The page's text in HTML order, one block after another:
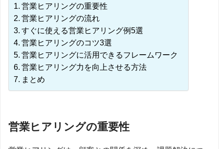
営業ヒアリングの重要性
営業ヒアリングの流れ
すぐに使える営業ヒアリング例5選
営業ヒアリングのコツ3選
営業ヒアリングに活用できるフレームワーク
営業ヒアリング力を向上させる方法
まとめ
営業ヒアリングの重要性